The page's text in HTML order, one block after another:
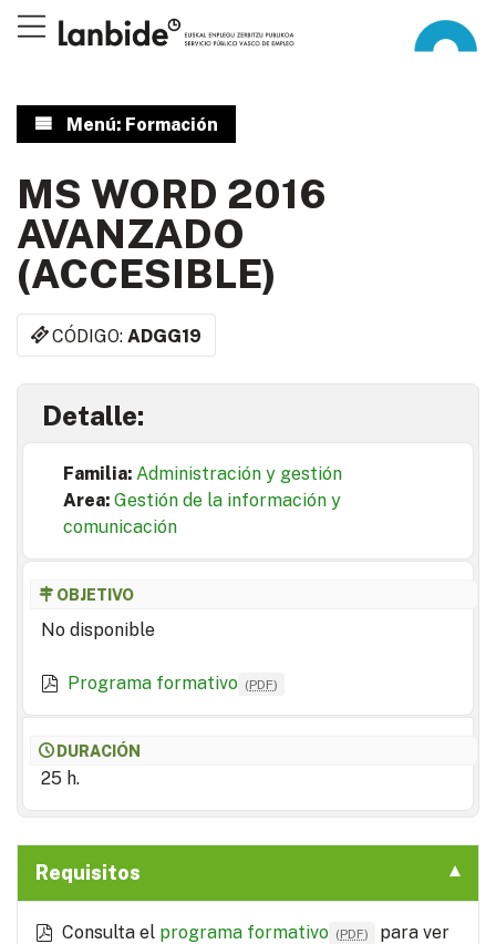
Menú: Formación
MS WORD 2016
AVANZADO
(ACCESIBLE)
CÓDIGO:ADGG19
Detalle:
Familia: Administración y gestión
Area: Gestión de la información y
comunicación
OBJETIVO
No disponible
Programa formativo (PDF)
DURACIÓN
25 h.
Requisitos
Consulta el programa formativo (PDF)
para ver